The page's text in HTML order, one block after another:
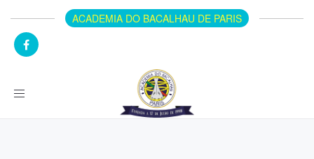
ACADEMIA DO BACALHAU DE PARIS
Toggle